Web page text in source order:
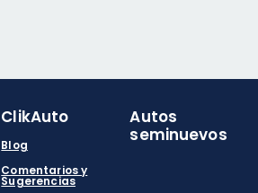
ClikAuto
Blog
Comentarios y
Sugerencias
Autos
seminuevos